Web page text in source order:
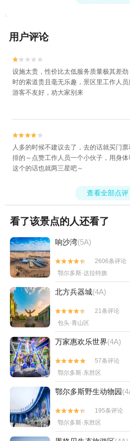
用户评论


设施太贵，性价比太低服务质量极其差
时的索道贵且毫无乐趣，景区里工作人
游客不友好，劝大家别来


人多的时候不建议去了，去的话就买门
排的～点赞工作人员一个小伙子，用身
这个的话也就两三星吧～
查看全部点评
看了该景点的人还看了
响沙湾(5A)


2606条评论
鄂尔多斯·达拉特旗
北方兵器城(4A)


21条评论
包头·青山区
万家惠欢乐世界(4A)


57条评论
鄂尔多斯·东胜区
鄂尔多斯野生动物园


195条评论
鄂尔多斯·东胜区